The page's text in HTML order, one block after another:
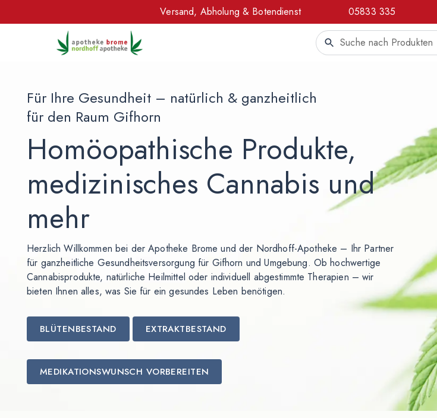
Versand, Abholung & Botendienst 05833 335
Für Ihre Gesundheit – natürlich & ganzheitlich
für den Raum Gifhorn
Homöopathische Produkte,
medizinisches Cannabis und
mehr
Herzlich Willkommen bei der Apotheke Brome und der Nordhoff-Apotheke – Ihr Partner
für ganzheitliche Gesundheitsversorgung für Gifhorn und Umgebung. Ob hochwertige
Cannabisprodukte, natürliche Heilmittel oder individuell abgestimmte Therapien – wir
bieten Ihnen alles, was Sie für ein gesundes Leben benötigen.
BLÜTENBESTAND EXTRAKTBESTAND
MEDIKATIONSWUNSCH VORBEREITEN